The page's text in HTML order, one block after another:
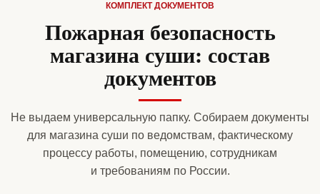
КОМПЛЕКТ ДОКУМЕНТОВ
Пожарная безопасность
магазина суши: состав
документов
Не выдаем универсальную папку. Собираем документы
для магазина суши по ведомствам, фактическому
процессу работы, помещению, сотрудникам
и требованиям по России.